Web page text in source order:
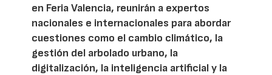
en Feria Valencia, reunirán a expertos
nacionales e internacionales para abordar
cuestiones como el cambio climático, la
gestión del arbolado urbano, la
digitalización, la inteligencia artificial y la